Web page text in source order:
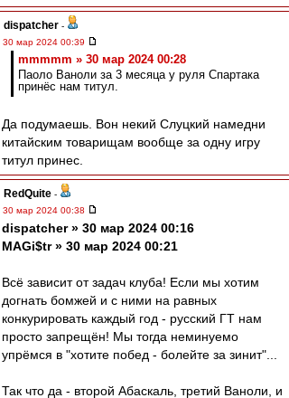
dispatcher -
30 мар 2024 00:39
mmmmm » 30 мар 2024 00:28
Паоло Ваноли за 3 месяца у руля Спартака
принёс нам титул.
Да подумаешь. Вон некий Слуцкий намедни
китайским товарищам вообще за одну игру
титул принес.
RedQuite -
30 мар 2024 00:38
dispatcher » 30 мар 2024 00:16
MAGi$tr » 30 мар 2024 00:21
Всё зависит от задач клуба! Если мы хотим
догнать бомжей и с ними на равных
конкурировать каждый год - русский ГТ нам
просто запрещён! Мы тогда неминуемо
упрёмся в "хотите побед - болейте за зинит"...
Так что да - второй Абаскаль, третий Ваноли, и